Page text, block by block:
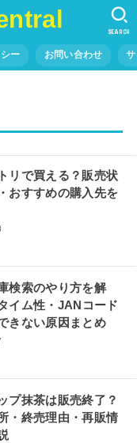
ー お問い合わせ
SEARCH
リで買える？販売状
おすすめの購入先を
検索のやり方を解
イム性・JANコード
きない原因まとめ
プ抹茶は販売終了？
・終売理由・再販情